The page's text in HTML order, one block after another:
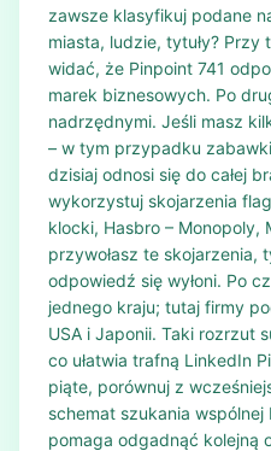
zawsze klasyfikuj podane
miasta, ludzie, tytuły?
widać, że Pinpoint 741
marek biznesowych. Po
nadrzędnymi. Jeśli masz
– w tym przypadku
dzisiaj odnosi się do całej
wykorzystuj skojarzenia
klocki, Hasbro – Monopoly,
przywołasz te skojarzenia,
odpowiedź się wyłoni. Po
jednego kraju; tutaj firmy
USA i Japonii. Taki rozrzut
co ułatwia trafną LinkedIn
piąte, porównuj z
schemat szukania
pomaga odgadnąć kolejną